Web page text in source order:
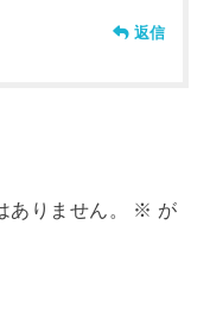
返信
りません。 ※ が